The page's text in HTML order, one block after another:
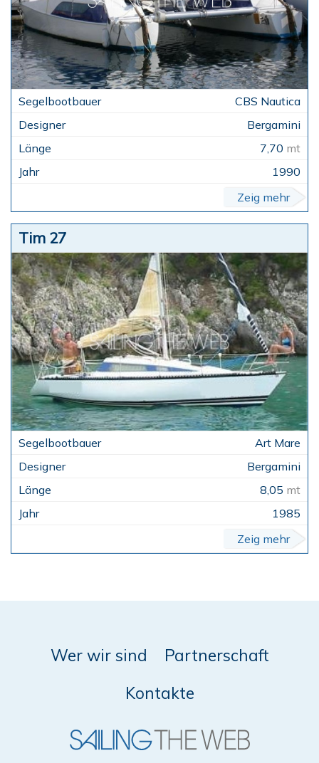
CBS Nautica
Bergamini
7,70 mt
1990
Zeig mehr
Tim 27
Art Mare
Bergamini
8,05 mt
1985
Zeig mehr
Wer wir sind
Partnerschaft
Kontakte